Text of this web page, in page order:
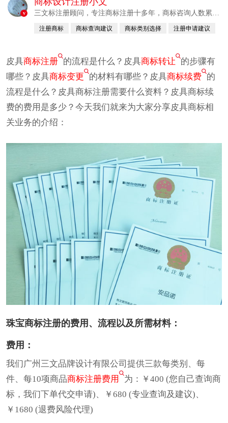
v
三文标注册顾问，专注商标注册十多年，商标咨询人数累计
注册商标 商标查询建议 商标类别选择 注册申请建议
皮具商标注册 的流程是什么？皮具商标转让
的步骤有
哪些？皮具商标变更 的材料有哪些？皮具商标续费 的
流程是什么？皮具商标注册需要什么资料？皮具商标续
费的费用是多少？今天我们就来为大家分享皮具商标相
关业务的介绍：
珠宝商标注册的费用、流程以及所需材料：
费用：
我们广州三文品牌设计有限公司提供三款每类别、每
件、每10项商品商标注册费用
为：￥400 (您自己查询商
标，我们下单代交申请)、￥680 (专业查询及建议)、
￥1680 (退费风险代理)